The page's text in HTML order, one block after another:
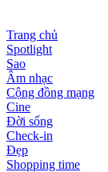
Trang chủ
Spotlight
Sao
Âm nhạc
Cộng đồng mạng
Cine
Đời sống
Check-in
Đẹp
Shopping time